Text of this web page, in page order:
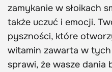
zamykanie w słoikach
także uczuć i emocji.
pyszności, które
witamin zawarta w
sprawi, że wasze dania